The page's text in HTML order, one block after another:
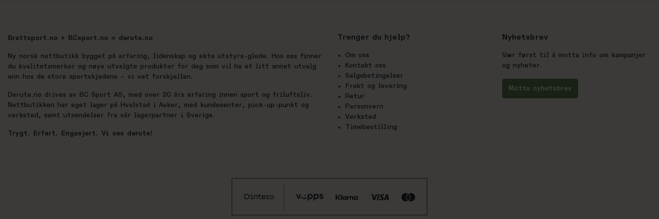
Brattsport.no + BCsport.no = derute.no
Ny norsk nettbutikk bygget på erfaring, lidenskap og ekte utstyrs-glede. Hos oss finner
du kvalitetsmerker og nøye utvalgte produkter for deg som vil ha et litt annet utvalg
enn hos de store sportskjedene – vi vet forskjellen.
Derute.no drives av BC Sport AS, med over 20 års erfaring innen sport og friluftsliv.
Nettbutikken har eget lager på Hvalstad i Asker, med kundesenter, pick-up-punkt og
verksted, samt utsendelser fra vår lagerpartner i Sverige.
Trygt. Erfart. Engasjert. Vi ses derute!
Trenger du hjelp?
Om oss
Kontakt oss
Salgsbetingelser
Frakt og levering
Retur
Personvern
Verksted
Timebestilling
Nyhetsbrev
Vær først til å motta info om kampanjer
og nyheter.
Motta nyhetsbrev